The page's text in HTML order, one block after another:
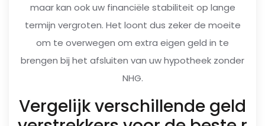
maar kan ook uw financiële stabiliteit op lange
termijn vergroten. Het loont dus zeker de moeite
om te overwegen om extra eigen geld in te
brengen bij het afsluiten van uw hypotheek zonder
NHG.
Vergelijk verschillende geld